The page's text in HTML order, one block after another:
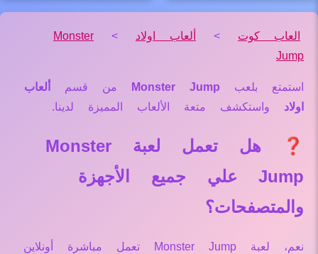
العاب كوت > ألعاب اولاد >
Monster
Jump
استمتع بلعب Monster Jump من قسم
ألعاب
اولاد واستكشف متعة الألعاب المميزة لدينا.
❓ هل تعمل لعبة Monster
Jump علي جميع الأجهزة
والمتصفحات؟
نعم، لعبة Monster Jump تعمل مباشرة أونلاين